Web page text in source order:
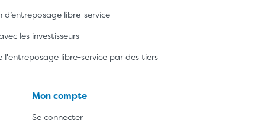
d’entreposage libre-service
les investisseurs
l'entreposage libre-service par des tiers
Mon compte
Se connecter